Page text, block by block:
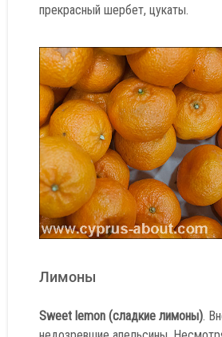
прекрасный шербет, цукаты.
Лимоны
Sweet lemon (сладкие лимоны).